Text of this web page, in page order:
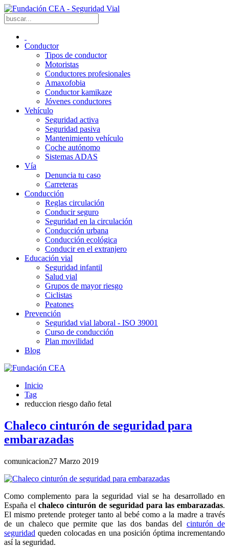
Conductor
Tipos de conductor
Motoristas
Conductores profesionales
Amaxofobia
Conductor kamikaze
Jóvenes conductores
Vehículo
Seguridad activa
Seguridad pasiva
Mantenimiento vehículo
Coche autónomo
Sistemas ADAS
Vía
Denuncia tu caso
Carreteras
Conducción
Reglas circulación
Conducir seguro
Seguridad en la circulación
Conducción urbana
Conducción ecológica
Conducir en el extranjero
Educación vial
Seguridad infantil
Salud vial
Grupos de mayor riesgo
Ciclistas
Peatones
Prevención
Seguridad vial laboral - ISO 39001
Curso de conducción
Plan movilidad
Blog
Inicio
Tag
reduccion riesgo daño fetal
Chaleco cinturón de seguridad para
embarazadas
comunicacion27 Marzo 2019
Como complemento para la seguridad vial se ha desarrollado en
España el chaleco cinturón de seguridad para las embarazadas.
El mismo pretende proteger tanto al bebé como a la madre a través
de un chaleco que permite que las dos bandas del cinturón de
seguridad queden colocadas en una posición óptima incrementando
así la seguridad.